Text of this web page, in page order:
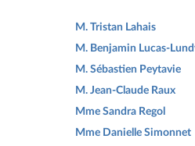
M. Tristan Lahais
M. Benjamin Lucas-
M. Sébastien Peytavie
M. Jean-Claude Raux
Mme Sandra Regol
Mme Danielle Simonnet